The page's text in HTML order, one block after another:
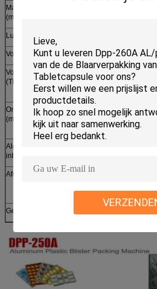
Maximum Vormende gebied en diepte
(mm)
Luchtcompressor (verstrek niet)
Vorm het koelen 40-80
Voeding
(Threephase)
380V/
Omslagspecificatie
(mm)
Pvc 260*
Aluminiumfolie 260*
Algemene Afmeting (L*W*H) (met
inbegrip van stichting)
Afmeting van Elk Deel
Gewicht